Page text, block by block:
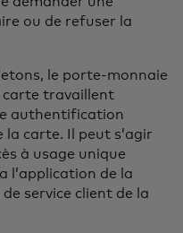
ou de refuser la
le porte-monnaie
carte travaillent
authentification
carte. Il peut s’agir
à usage unique
l’application de la
service client de la